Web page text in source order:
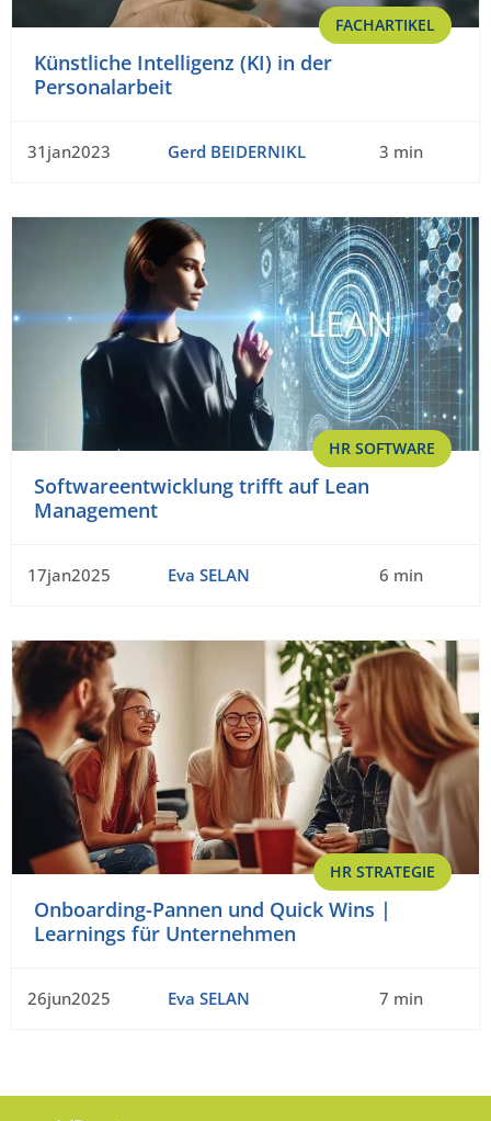
FACHARTIKEL
Künstliche Intelligenz (KI) in der
Personalarbeit
31jan2023 Gerd BEIDERNIKL 3 min
HR SOFTWARE
Softwareentwicklung trifft auf Lean
Management
17jan2025 Eva SELAN 6 min
HR STRATEGIE
Onboarding-Pannen und Quick Wins |
Learnings für Unternehmen
26jun2025 Eva SELAN 7 min